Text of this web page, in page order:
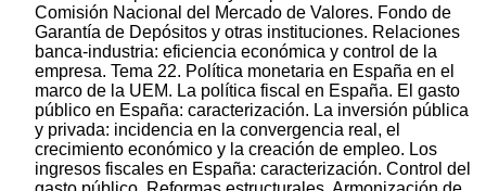
Comisión Nacional del Mercado de Valores. Fondo de
Garantía de Depósitos y otras instituciones. Relaciones
banca-industria: eficiencia económica y control de la
empresa. Tema 22. Política monetaria en España en el
marco de la UEM. La política fiscal en España. El gasto
público en España: caracterización. La inversión pública
y privada: incidencia en la convergencia real, el
crecimiento económico y la creación de empleo. Los
ingresos fiscales en España: caracterización. Control del